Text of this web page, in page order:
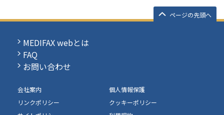
ページの先頭へ
MEDIFAX webとは
FAQ
お問い合わせ
会社案内
個人情報保護
リンクポリシー
クッキーポリシー